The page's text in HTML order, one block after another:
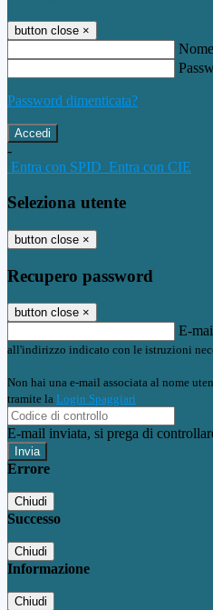
button close ×
Password dimenticata?
-
Entra con SPID Entra con CIE
Seleziona utente
button close ×
Recupero password
button close ×
E-
all'indirizzo indicato con le istruzioni
Non hai una e-mail associata al nome
tramite la Login Spaggiari
E-mail inviata, si prega di
Errore
Chiudi
Successo
Chiudi
Informazione
Chiudi